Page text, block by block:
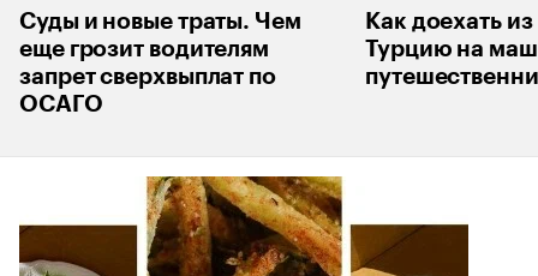
Суды и новые траты. Чем
еще грозит водителям
запрет сверхвыплат по
ОСАГО
Как доехать
Турцию на